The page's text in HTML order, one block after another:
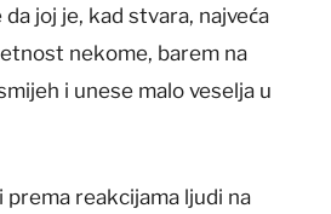
joj je, kad stvara, najveća
nekome, barem na
i unese malo veselja u
prema reakcijama ljudi na